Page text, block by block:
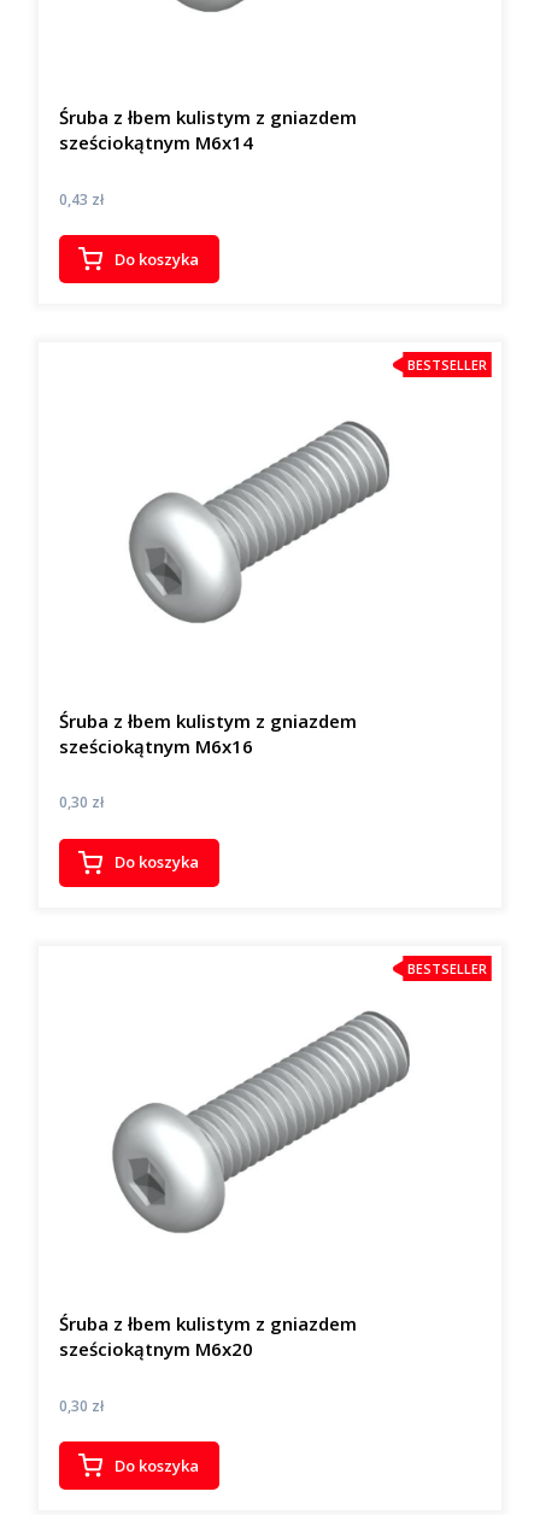
Śruba z łbem kulistym z gniazdem
sześciokątnym M6x14
Cena
0,43 zł
Do koszyka
BESTSELLER
Śruba z łbem kulistym z gniazdem
sześciokątnym M6x16
Cena
0,30 zł
Do koszyka
BESTSELLER
Śruba z łbem kulistym z gniazdem
sześciokątnym M6x20
Cena
0,30 zł
Do koszyka